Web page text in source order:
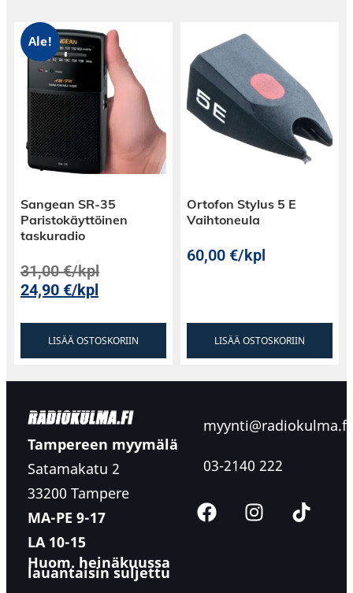
Ale!
Sangean SR-35
Paristokäyttöinen
taskuradio
31,00€/kpl
24,90€/kpl
LISÄÄ OSTOSKORIIN
Ortofon Stylus 5 E
Vaihtoneula
60,00€/kpl
LISÄÄ OSTOSKORIIN
Tampereen myymälä
Satamakatu 2
33200 Tampere
MA-PE 9-17
LA 10-15
Huom. heinäkuussa
lauantaisin suljettu
myynti@radiokulma.fi
03-2140 222